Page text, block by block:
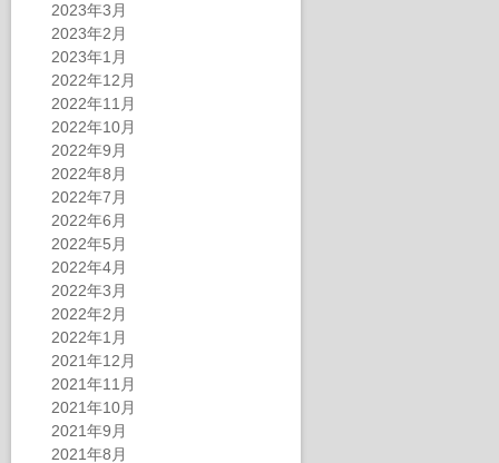
2023年3月
2023年2月
2023年1月
2022年12月
2022年11月
2022年10月
2022年9月
2022年8月
2022年7月
2022年6月
2022年5月
2022年4月
2022年3月
2022年2月
2022年1月
2021年12月
2021年11月
2021年10月
2021年9月
2021年8月